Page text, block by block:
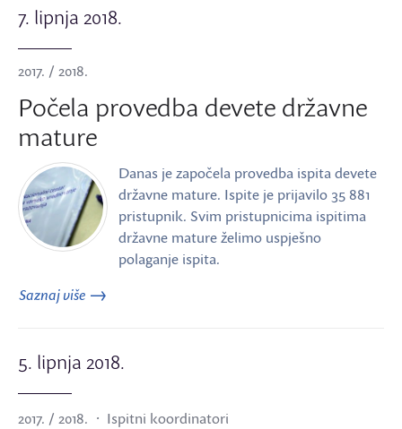
7. lipnja 2018.
2017. / 2018.
Počela provedba devete državne
mature
Danas je započela provedba ispita devete
državne mature. Ispite je prijavilo 35 881
pristupnik. Svim pristupnicima ispitima
državne mature želimo uspješno
polaganje ispita.
Saznaj više
5. lipnja 2018.
2017. / 2018. Ispitni koordinatori